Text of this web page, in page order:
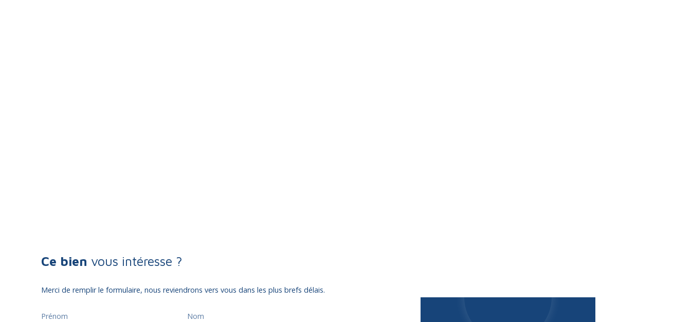
Ce bien vous intéresse ?
Merci de remplir le formulaire, nous reviendrons vers vous dans les plus brefs délais.
Prénom Nom